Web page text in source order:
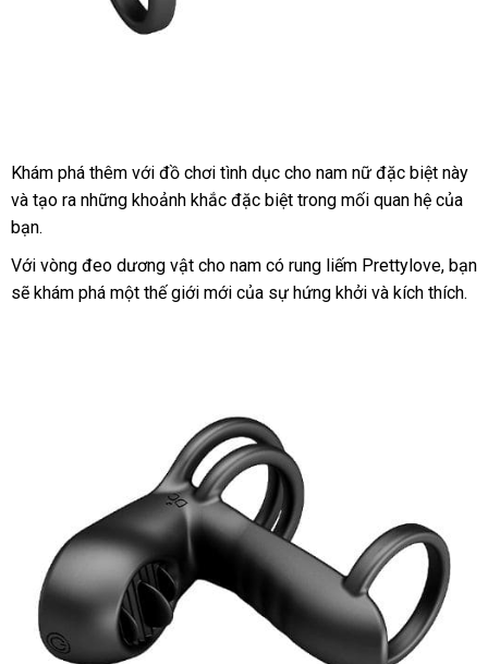
Khám phá thêm amazon
với đồ chơi tình dục cho nam nữ vệ
sinh
đặc biệt này
và tạo ra mini
những khoảnh khắc địa
đặc biệt trong mối quan hệ lắp
của
bạn.
Với vòng đeo dương vật cho nam có rung liếm Prettylovecũ
, bạn
lấy
sẽ khám phá một thế giới mới xuất
của sự hứng khởi thống
và kích thích.